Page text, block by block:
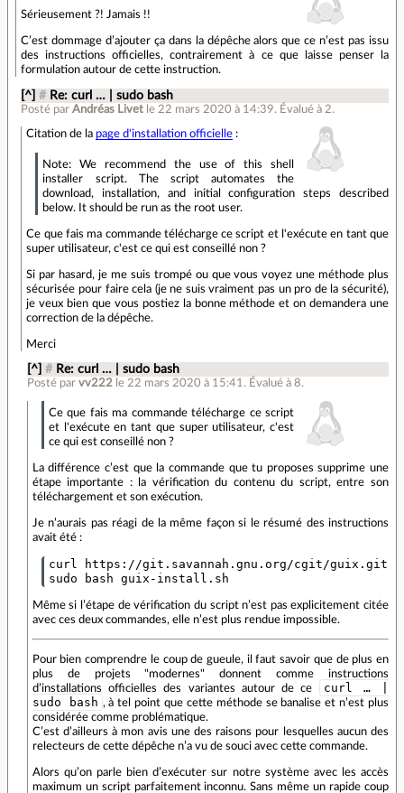
Sérieusement ?! Jamais !!
C’est dommage d’ajouter ça dans la dépêche alors que ce n’est pas issu
des instructions officielles, contrairement à ce que laisse penser la
formulation autour de cette instruction.
[^] # Re: curl … | sudo bash
Posté parAndréas Livet le 22 mars 2020 à 14:39. Évalué à 2.
Citation de la page d'installation officielle :
Note: We recommend the use of this shell
installer script. The script automates the
download, installation, and initial configuration steps described
below. It should be run as the root user.
Ce que fais ma commande télécharge ce script et l'exécute en tant que
super utilisateur, c'est ce qui est conseillé non ?
Si par hasard, je me suis trompé ou que vous voyez une méthode plus
sécurisée pour faire cela (je ne suis vraiment pas un pro de la sécurité),
je veux bien que vous postiez la bonne méthode et on demandera une
correction de la dépêche.
Merci
[^] # Re: curl … | sudo bash
Posté par vv222 le 22 mars 2020 à 15:41 . Évalué à 8.
Ce que fais ma commande télécharge ce script
et l'exécute en tant que super utilisateur, c'est
ce qui est conseillé non ?
La différence c’est que la commande que tu proposes supprime une
étape importante : la vérification du contenu du script, entre son
téléchargement et son exécution.
Je n’aurais pas réagi de la même façon si le résumé des instructions
avait été :
curl https://git.savannah.gnu.org/cgit/
Même si l’étape de vérification du script n’est pas explicitement citée
avec ces deux commandes, elle n’est plus rendue impossible.
Pour bien comprendre le coup de gueule, il faut savoir que de plus en
plus de projets "modernes" donnent comme instructions
d’installations officielles des variantes autour de ce
curl … |
sudo bash , à tel point que cette méthode se banalise et n’est plus
considérée comme problématique.
C’est d’ailleurs à mon avis une des raisons pour lesquelles aucun des
relecteurs de cette dépêche n’a vu de souci avec cette commande.
Alors qu’on parle bien d’exécuter sur notre système avec les accès
maximum un script parfaitement inconnu. Sans même un rapide coup